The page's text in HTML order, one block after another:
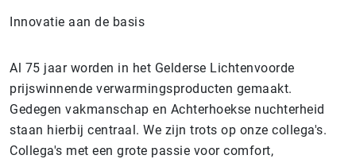
Innovatie aan de basis
Al 75 jaar worden in het Gelderse Lichtenvoorde
prijswinnende verwarmingsproducten gemaakt.
Gedegen vakmanschap en Achterhoekse nuchterheid
staan hierbij centraal. We zijn trots op onze collega's.
Collega's met een grote passie voor comfort,